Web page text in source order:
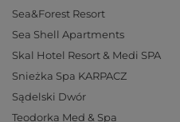
Sea&Forest Resort
Sea Shell Apartments
Skal Hotel Resort & Medi SPA
Snieżka Spa KARPACZ
Sądelski Dwór
Teodorka Med & Spa